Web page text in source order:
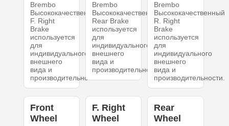
Brembo
Высококачественный
F. Right
Brake
используется
для
индивидуального
внешнего
вида и
производительности.
Brembo
Высококачественный
Rear Brake
используется
для
индивидуального
внешнего
вида и
производительности.
Brembo
Высококачественный
R. Right
Brake
используется
для
индивидуального
внешнего
вида и
производительности.
Front
Wheel
F. Right
Wheel
Rear
Wheel